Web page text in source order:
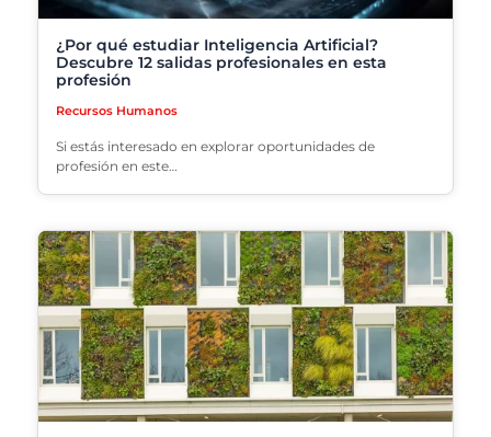
¿Por qué estudiar Inteligencia Artificial?
Descubre 12 salidas profesionales en esta
profesión
Recursos Humanos
Si estás interesado en explorar oportunidades de
profesión en este…